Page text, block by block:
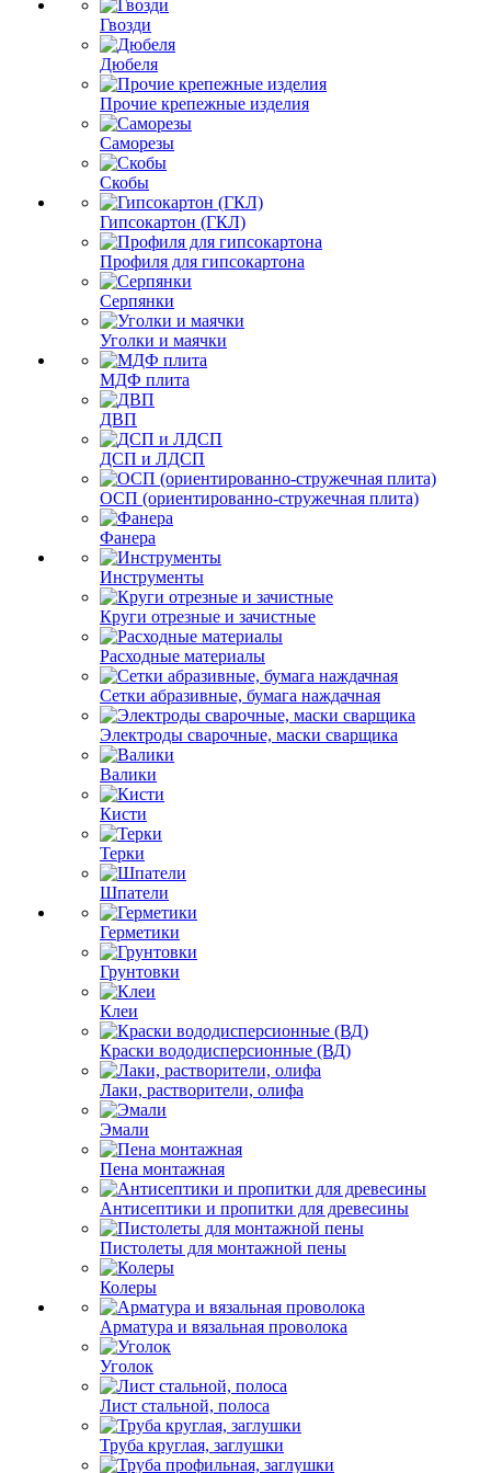
Гвозди
Дюбеля
Прочие крепежные изделия
Саморезы
Скобы
Гипсокартон (ГКЛ)
Профиля для гипсокартона
Серпянки
Уголки и маячки
МДФ плита
ДВП
ДСП и ЛДСП
ОСП (ориентированно-стружечная плита)
Фанера
Инструменты
Круги отрезные и зачистные
Расходные материалы
Сетки абразивные, бумага наждачная
Электроды сварочные, маски сварщика
Валики
Кисти
Терки
Шпатели
Герметики
Грунтовки
Клеи
Краски вододисперсионные (ВД)
Лаки, растворители, олифа
Эмали
Пена монтажная
Антисептики и пропитки для древесины
Пистолеты для монтажной пены
Колеры
Арматура и вязальная проволока
Уголок
Лист стальной, полоса
Труба круглая, заглушки